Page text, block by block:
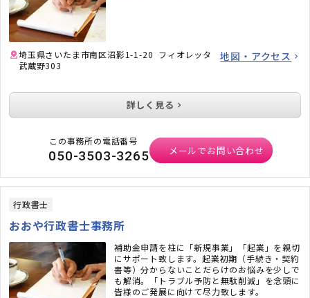
埼玉県さいたま市南区沼影1-1-20 フィオレッタ
武蔵野303
地図・アクセス
詳しく見る
この事務所の電話番号
050-3503-3265 メールでお問い合わせ
行政書士
おおや行政書士事務所
補助金申請を柱に「新規事業」「起業」を親切
にサポート致します。起業初期（手続き・契約
書等）分からないことだらけのお悩みを少しで
も解消。「トラブル予防と無駄削減」を念頭に
皆様のご発展に向けて尽力致します。